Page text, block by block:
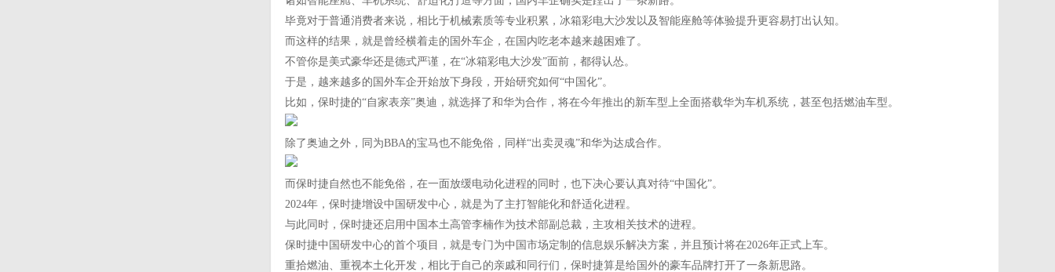
毕竟对于普通消费者来说，相比于机械素质等专业积累，冰箱彩电大沙发以及智能座舱等体验提升更容易打出认知。
而这样的结果，就是曾经横着走的国外车企，在国内吃老本越来越困难了。
不管你是美式豪华还是德式严谨，在“冰箱彩电大沙发”面前，都得认怂。
于是，越来越多的国外车企开始放下身段，开始研究如何“中国化”。
比如，保时捷的“自家表亲”奥迪，就选择了和华为合作，将在今年推出的新车型上全面搭载华为车机系统，甚至包括燃油车型。
除了奥迪之外，同为BBA的宝马也不能免俗，同样“出卖灵魂”和华为达成合作。
而保时捷自然也不能免俗，在一面放缓电动化进程的同时，也下决心要认真对待“中国化”。
2024年，保时捷增设中国研发中心，就是为了主打智能化和舒适化进程。
与此同时，保时捷还启用中国本土高管李楠作为技术部副总裁，主攻相关技术的进程。
保时捷中国研发中心的首个项目，就是专门为中国市场定制的信息娱乐解决方案，并且预计将在2026年正式上车。
重拾燃油、重视本土化开发，相比于自己的亲戚和同行们，保时捷算是给国外的豪车品牌打开了一条新思路。